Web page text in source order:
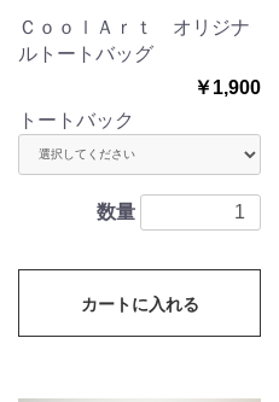
ＣｏｏｌＡｒｔ オリジナ
ルトートバッグ
￥1,900
トートバック
数量
カートに入れる